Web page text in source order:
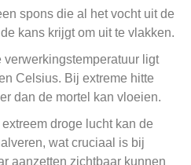
spons die al het vocht uit de
kans krijgt om uit te vlakken.
verwerkingstemperatuur ligt
Celsius. Bij extreme hitte
dan de mortel kan vloeien.
extreem droge lucht kan de
wat cruciaal is bij
aanzetten zichtbaar kunnen